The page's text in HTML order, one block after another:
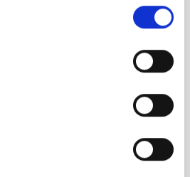
Joint Scientific
— including fullerenes,
The meeting
Tecnológico de La Laguna
38320 San